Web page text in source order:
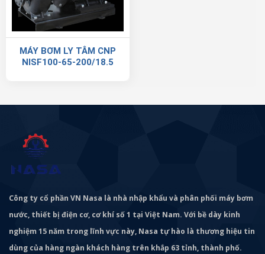
MÁY BƠM LY TÂM CNP
NISF100-65-200/18.5
Công ty cổ phần VN Nasa là nhà nhập khẩu và phân phối máy bơm
nước, thiết bị điện cơ, cơ khí số 1 tại Việt Nam. Với bề dày kinh
nghiệm 15 năm trong lĩnh vực này, Nasa tự hào là thương hiệu tin
dùng của hàng ngàn khách hàng trên khắp 63 tỉnh, thành phố.